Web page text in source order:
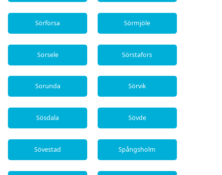
Sörforsa Sörmjöle
Sorsele Sörstafors
Sorunda Sörvik
Sösdala Sövde
Sövestad Spångsholm